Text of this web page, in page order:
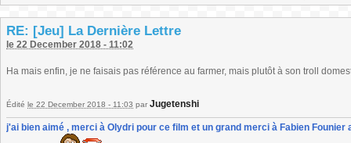
RE: [Jeu] La Dernière Lettre
le 22 December 2018 - 11:02
Ha mais enfin, je ne faisais pas référence au farmer, mais plutôt à son troll
Édité le 22 December 2018 - 11:03 par Jugetenshi
j'ai bien aimé , merci à Olydri pour ce film et un grand merci à Fabien